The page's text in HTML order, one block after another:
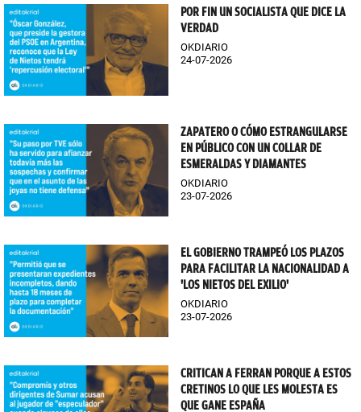
POR FIN UN SOCIALISTA QUE DICE LA
VERDAD
OKDIARIO
24-07-2026
ZAPATERO O CÓMO ESTRANGULARSE
EN PÚBLICO CON UN COLLAR DE
ESMERALDAS Y DIAMANTES
OKDIARIO
23-07-2026
EL GOBIERNO TRAMPEÓ LOS PLAZOS
PARA FACILITAR LA NACIONALIDAD A
'LOS NIETOS DEL EXILIO'
OKDIARIO
23-07-2026
CRITICAN A FERRAN PORQUE A ESTOS
CRETINOS LO QUE LES MOLESTA ES
QUE GANE ESPAÑA